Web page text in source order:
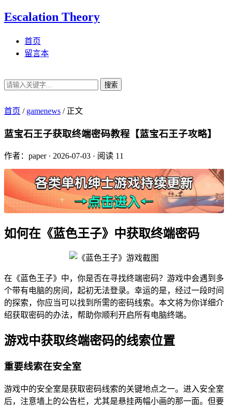
Escalation Theory
首页
留言本
搜索
首页 / gamenews /正文
蓝宝石王子获取终端密码教程【蓝宝石王子攻略】
作者：paper· 2026-07-03 · 阅读 11
如何在《蓝色王子》中获取终端密码
在《蓝色王子》中，你是否在寻找终端密码？游戏中会遇到多
个带有电脑的房间，起初无法登录。幸运的是，经过一段时间
的探索，你应当可以找到所需的密码线索。本文将为你详细介
绍获取密码的办法，帮助你顺利开启所有电脑终端。
游戏中获取终端密码的线索位置
重要线索在安全室
游戏中的安全室是获取密码线索的关键地点之一。进入安全室
后，注意墙上的公告栏，尤其是悬挂两幅小画的那一面。但要